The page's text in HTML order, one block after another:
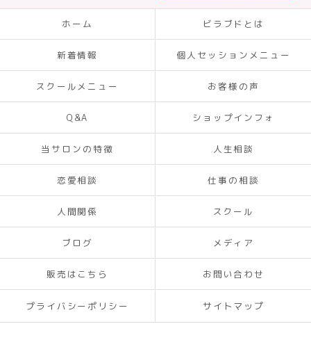
ホーム ビラブドとは
新着情報 個人セッションメニュー
スクールメニュー お客様の声
Q&A ショップインフォ
当サロンの特徴 人生相談
恋愛相談 仕事の相談
人間関係 スクール
ブログ メディア
販売はこちら お問い合わせ
プライバシーポリシー サイトマップ